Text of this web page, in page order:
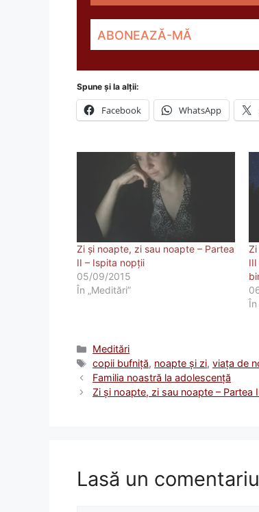
Spune și la alții:
Facebook WhatsApp
Zi și noapte, zi sau noapte – Partea
II – Ispita nopții
05/09/2015
În „Meditări”
Zi
În
Categorii
Meditări
Etichete
copii bufniță, noapte și zi,viața de
Familia noastră la adolescență
Zi și noapte, zi sau noapte – Partea
Lasă un comentariu